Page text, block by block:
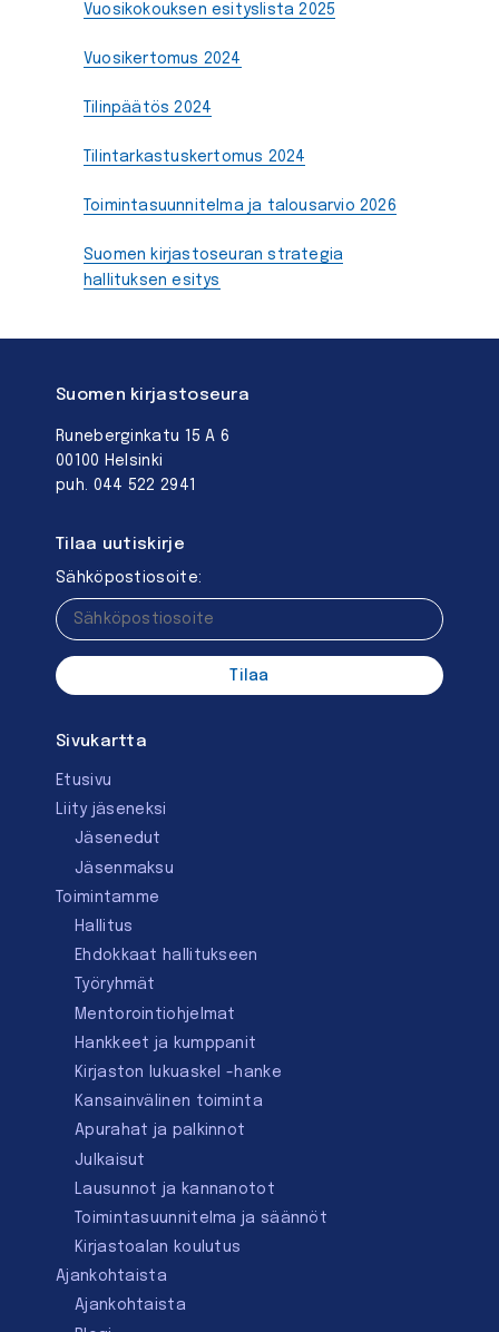
Vuosikokouksen esityslista 2025
Vuosikertomus 2024
Tilinpäätös 2024
Tilintarkastuskertomus 2024
Toimintasuunnitelma ja talousarvio 2026
Suomen kirjastoseuran strategia
hallituksen esitys
Suomen kirjastoseura
Runeberginkatu 15 A 6
00100 Helsinki
puh. 044 522 2941
Tilaa uutiskirje
Sähköpostiosoite:
Sivukartta
Etusivu
Liity jäseneksi
Jäsenedut
Jäsenmaksu
Toimintamme
Hallitus
Ehdokkaat hallitukseen
Työryhmät
Mentorointi­ohjelmat
Hankkeet ja kumppanit
Kirjaston lukuaskel -hanke
Kansainvälinen toiminta
Apurahat ja palkinnot
Julkaisut
Lausunnot ja kannanotot
Toimintasuunnitelma ja säännöt
Kirjastoalan koulutus
Ajankohtaista
Ajankohtaista